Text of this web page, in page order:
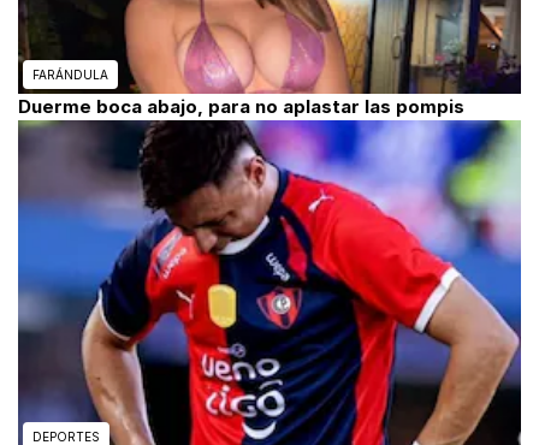
FARÁNDULA
Duerme boca abajo, para no aplastar las pompis
DEPORTES